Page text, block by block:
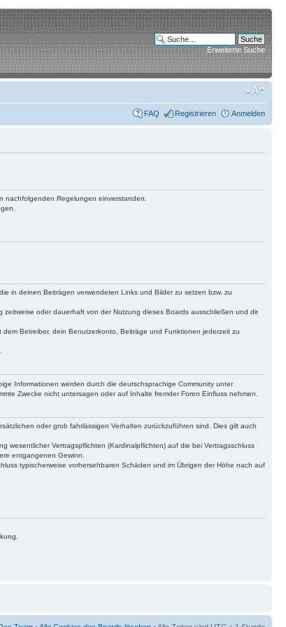
Erweiterte Suche
FAQ Registrieren Anmelden
nachfolgenden Regelungen einverstanden.
in deinen Beiträgen verwendeten Links und Bilder zu setzen bzw. zu
oder dauerhaft von der Nutzung dieses Boards ausschließen und dir
Betreiber, dein Benutzerkonto, Beiträge und Funktionen jederzeit zu
Informationen werden durch die deutschsprachige Community unter
Zwecke nicht untersagen oder auf Inhalte fremder Foren Einfluss nehmen.
oder grob fahrlässigen Verhalten zurückzuführen sind. Dies gilt auch
wesentlicher Vertragspflichten (Kardinalpflichten) auf die bei Vertragsschluss
entgangenen Gewinn.
typischerweise vorhersehbaren Schäden und im Übrigen der Höhe nach auf